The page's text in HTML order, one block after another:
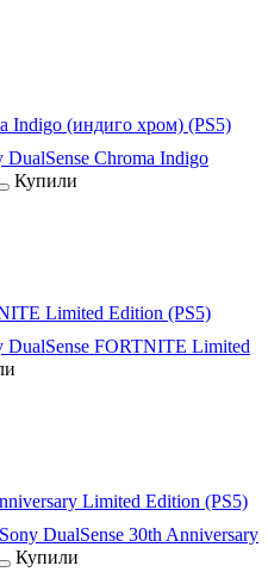
Indigo (индиго хром) (PS5)
Chroma Indigo
Купили
Limited Edition (PS5)
DualSense FORTNITE Limited
Limited Edition (PS5)
DualSense 30th Anniversary
Купили